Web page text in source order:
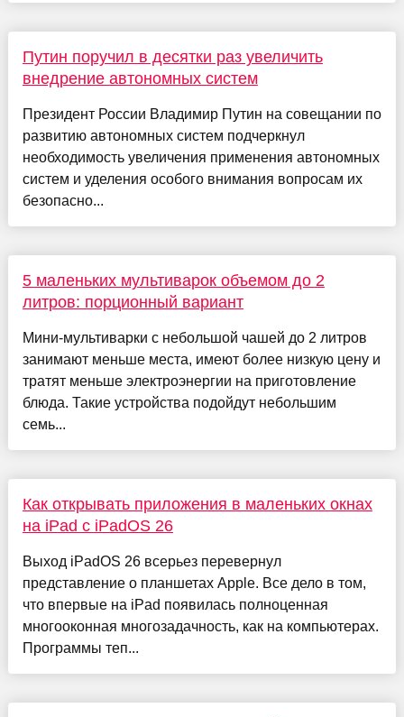
Путин поручил в десятки раз увеличить
внедрение автономных систем
Президент России Владимир Путин на совещании по
развитию автономных систем подчеркнул
необходимость увеличения применения автономных
систем и уделения особого внимания вопросам их
безопасно...
5 маленьких мультиварок объемом до 2
литров: порционный вариант
Мини-мультиварки с небольшой чашей до 2 литров
занимают меньше места, имеют более низкую цену и
тратят меньше электроэнергии на приготовление
блюда. Такие устройства подойдут небольшим
семь...
Как открывать приложения в маленьких окнах
на iPad с iPadOS 26
Выход iPadOS 26 всерьез перевернул
представление о планшетах Apple. Все дело в том,
что впервые на iPad появилась полноценная
многооконная многозадачность, как на компьютерах.
Программы теп...